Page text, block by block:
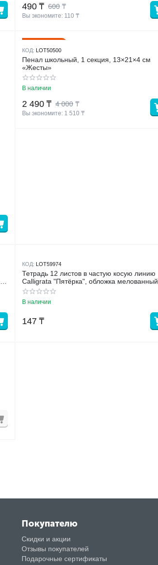
600 ₸
490 ₸
Вы экономите: 110 ₸
КОД: LOT50500
Пенал школьный, 1 секция, 13×21×4 см
«Жесты»
В наличии
4 000 ₸
2 490 ₸
Вы экономите: 1 510 ₸
КОД: LOT59974
Тетрадь 12 листов в частую косую линию
Calligrata "Пятёрка", обложка мелованный
картон, блок офсет, белизна 95%, МИКС
В наличии
147 ₸
Покупателю
Скидки и акции
Отзывы покупателей
Подарочные сертификаты